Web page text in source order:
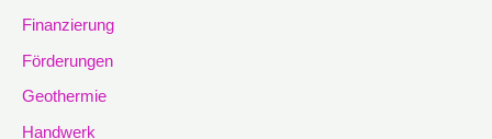
Finanzierung
Förderungen
Geothermie
Handwerk